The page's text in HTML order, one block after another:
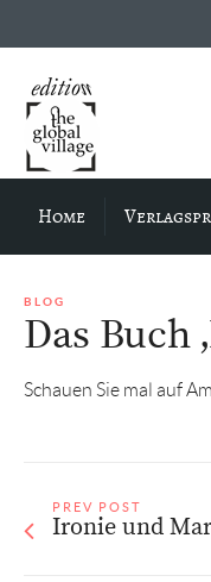
Home
BLOG
Das Buch
Schauen Sie mal auf
PREV POST
Ironie und